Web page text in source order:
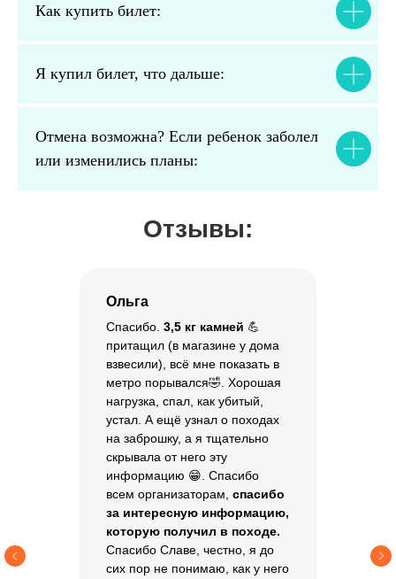
Как купить билет:
Я купил билет, что дальше:
Отмена возможна? Если ребенок заболел
или изменились планы:
Отзывы:
Ольга
Спасибо. 3,5 кг камней 💪
притащил (в магазине у дома
взвесили), всё мне показать в
метро порывался🤣. Хорошая
нагрузка, спал, как убитый,
устал. А ещё узнал о походах
на заброшку, а я тщательно
скрывала от него эту
информацию 😁. Спасибо
всем организаторам, спасибо
за интересную информацию,
которую получил в походе.
Спасибо Славе, честно, я до
сих пор не понимаю, как у него